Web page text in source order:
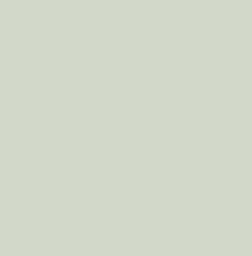
die Anzahl zu